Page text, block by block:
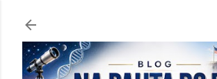
Pular para o